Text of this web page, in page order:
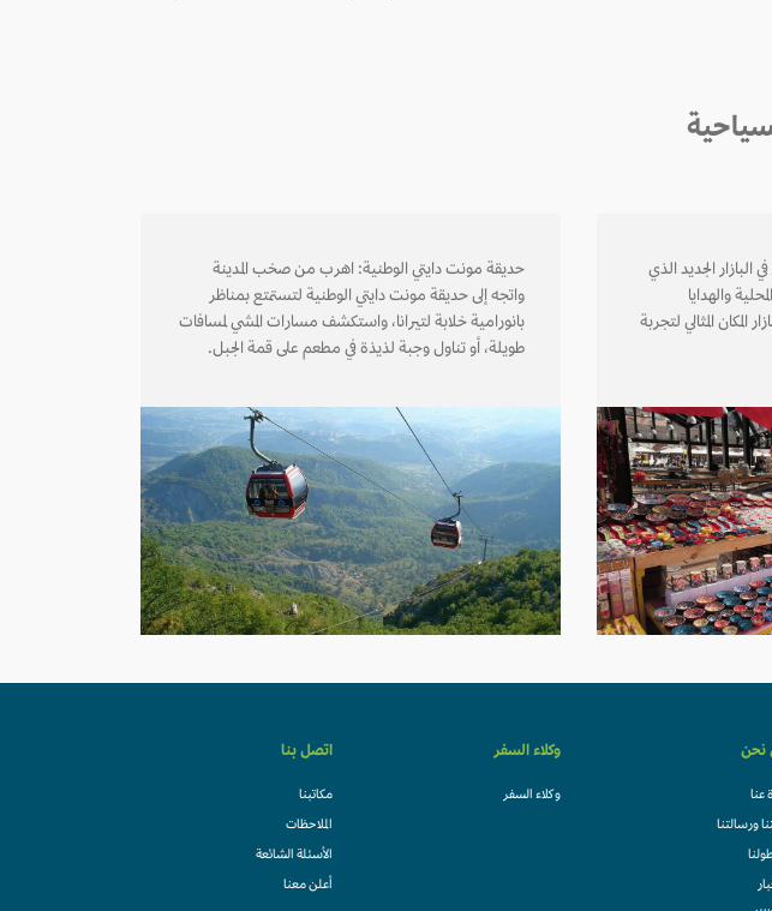
البازار الجديد الذي
والهدايا
المكان المثالي لتجربة
حديقة مونت دايتي الوطنية: اهرب من صخب المدينة
واتجه إلى حديقة مونت دايتي الوطنية لتستمتع بمناظر
بانورامية خلابة لتيرانا، واستكشف مسارات المشي لمسافات
طويلة، أو تناول وجبة لذيذة في مطعم على قمة الجبل.
نحن
عنا
ورسالتنا
وكلاء السفر
وكلاء السفر
اتصل بنا
مكاتبنا
الملاحظات
الأسئلة الشائعة
أعلن معنا